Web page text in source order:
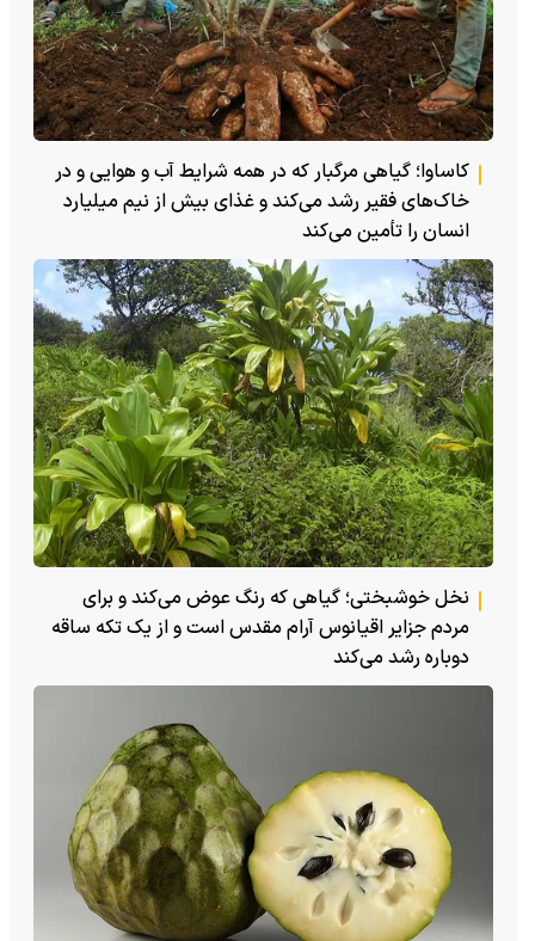
کاساوا؛ گیاهی مرگبار که در همه شرایط آب و هوایی و در
خاک‌های فقیر رشد می‌کند و غذای بیش از نیم میلیارد
انسان را تأمین می‌کند
نخل خوشبختی؛ گیاهی که رنگ عوض می‌کند و برای
مردم جزایر اقیانوس آرام مقدس است و از یک تکه ساقه
دوباره رشد می‌کند